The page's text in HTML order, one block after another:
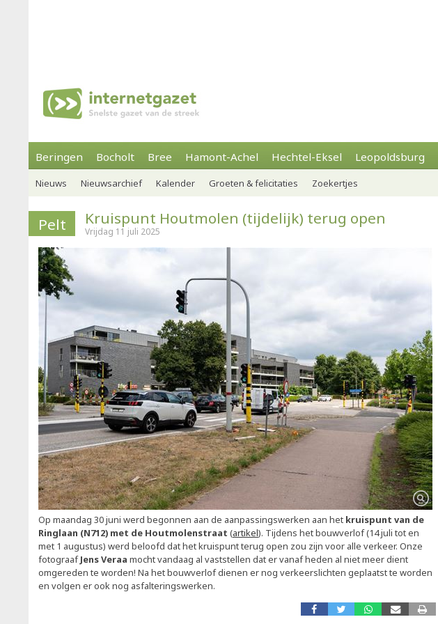
Beringen Bocholt Bree Hamont-Achel Hechtel-Eksel Leopoldsburg
Nieuws Nieuwsarchief Kalender Groeten & felicitaties Zoekertjes
Pelt Kruispunt Houtmolen (tijdelijk) terug open
Vrijdag 11 juli 2025
Op maandag 30 juni werd begonnen aan de aanpassingswerken aan het kruispunt van de
Ringlaan (N712) met de Houtmolenstraat (artikel). Tijdens het bouwverlof (14 juli tot en
met 1 augustus) werd beloofd dat het kruispunt terug open zou zijn voor alle verkeer. Onze
fotograafJens Veraa mocht vandaag al vaststellen dat er vanaf heden al niet meer dient
omgereden te worden! Na het bouwverlof dienen er nog verkeerslichten geplaatst te worden
en volgen er ook nog asfalteringswerken.